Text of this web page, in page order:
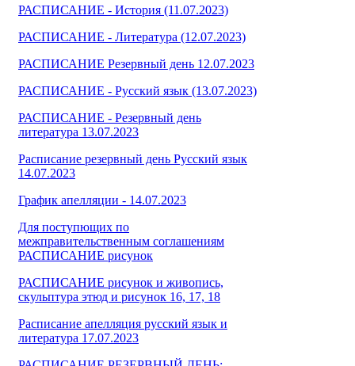
РАСПИСАНИЕ - История (11.07.2023)
РАСПИСАНИЕ - Литература (12.07.2023)
РАСПИСАНИЕ Резервный день 12.07.2023
РАСПИСАНИЕ - Русский язык (13.07.2023)
РАСПИСАНИЕ - Резервный день
литература 13.07.2023
Расписание резервный день Русский язык
14.07.2023
График апелляции - 14.07.2023
Для поступющих по
межправительственным соглашениям
РАСПИСАНИЕ рисунок
РАСПИСАНИЕ рисунок и живопись,
скульптура этюд и рисунок 16, 17, 18
Расписание апелляция русский язык и
литература 17.07.2023